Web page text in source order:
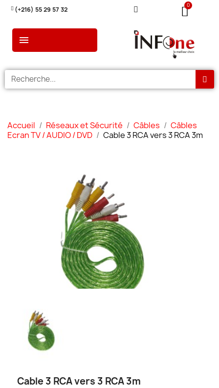
(+216) 55 29 57 32
Accueil Réseaux et Sécurité Câbles
Câbles
Ecran TV / AUDIO / DVD
Cable 3 RCA vers 3 RCA 3m
Cable 3 RCA vers 3 RCA 3m